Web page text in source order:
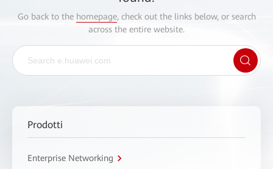
Go back to the homepage, check out the links below, or search
across the entire website.
Prodotti
Enterprise Networking